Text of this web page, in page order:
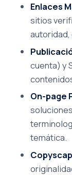
Enlaces
sitios
cuenta) y
On-page
temática.